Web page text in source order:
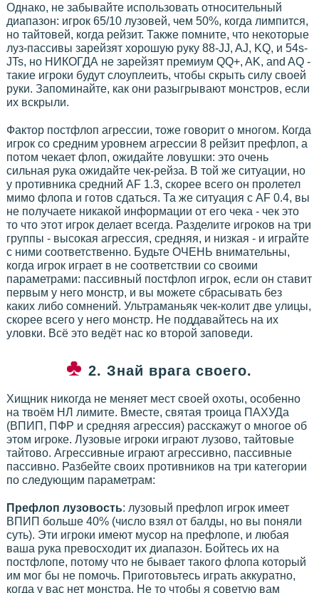
Однако, не забывайте использовать относительный
диапазон: игрок 65/10 лузовей, чем 50%, когда лимпится,
но тайтовей, когда рейзит. Также помните, что некоторые
луз-пассивы зарейзят хорошую руку 88-JJ, AJ, KQ, и 54s-
JTs, но НИКОГДА не зарейзят премиум QQ+, AK, and AQ -
такие игроки будут слоуплеить, чтобы скрыть силу своей
руки. Запоминайте, как они разыгрывают монстров, если
их вскрыли.
Фактор постфлоп агрессии, тоже говорит о многом. Когда
игрок со средним уровнем агрессии 8 рейзит префлоп, а
потом чекает флоп, ожидайте ловушки: это очень
сильная рука ожидайте чек-рейза. В той же ситуации, но
у противника средний AF 1.3, скорее всего он пролетел
мимо флопа и готов сдаться. Та же ситуация с AF 0.4, вы
не получаете никакой информации от его чека - чек это
то что этот игрок делает всегда. Разделите игроков на три
группы - высокая агрессия, средняя, и низкая - и играйте
с ними соответственно. Будьте ОЧЕНЬ внимательны,
когда игрок играет в не соответствии со своими
параметрами: пассивный постфлоп игрок, если он ставит
первым у него монстр, и вы можете сбрасывать без
каких либо сомнений. Ультраманьяк чек-колит две улицы,
скорее всего у него монстр. Не поддавайтесь на их
уловки. Всё это ведёт нас ко второй заповеди.
2. Знай врага своего.
Хищник никогда не меняет мест своей охоты, особенно
на твоём НЛ лимите. Вместе, святая троица ПАХУДа
(ВПИП, ПФР и средняя агрессия) расскажут о многое об
этом игроке. Лузовые игроки играют лузово, тайтовые
тайтово. Агрессивные играют агрессивно, пассивные
пассивно. Разбейте своих противников на три категории
по следующим параметрам:
Префлоп лузовость: лузовый префлоп игрок имеет
ВПИП больше 40% (число взял от балды, но вы поняли
суть). Эти игроки имеют мусор на префлопе, и любая
ваша рука превосходит их диапазон. Бойтесь их на
постфлопе, потому что не бывает такого флопа который
им мог бы не помочь. Приготовьтесь играть аккуратно,
когда у вас нет монстра. Не то чтобы я советую вам